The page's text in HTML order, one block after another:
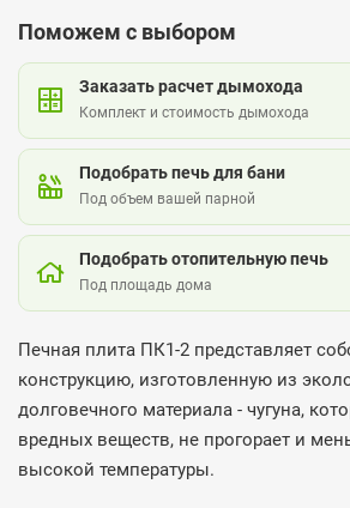
Поможем с выбором
Заказать расчет дымохода
Комплект и стоимость дымохода
Подобрать печь для бани
Под объем вашей парной
Подобрать отопительную печь
Под площадь дома
Печная плита ПК1-2 представляет
конструкцию, изготовленную из
долговечного материала - чугуна,
вредных веществ, не прогорает и
высокой температуры.